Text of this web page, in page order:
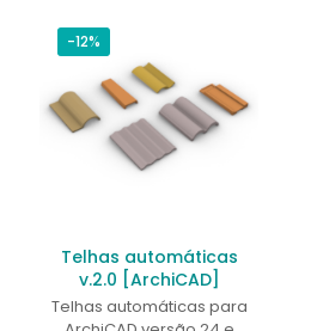
-12%
Telhas automáticas
v.2.0 [ArchiCAD]
Telhas automáticas para